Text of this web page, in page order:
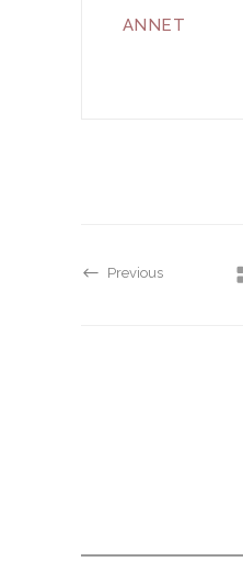
ANNET
Previous